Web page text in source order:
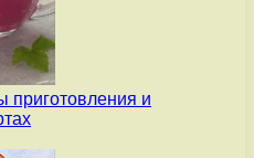
приготовления и